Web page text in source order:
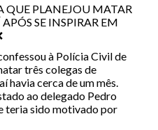
QUE PLANEJOU MATAR
SE INSPIRAR EM
à Polícia Civil de
três colegas de
havia cerca de um mês.
ao delegado Pedro
teria sido motivado por